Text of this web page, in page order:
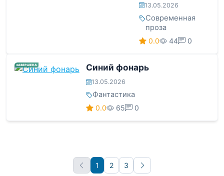
13.05.2026
Современная
проза
0.0 44 0
ЗАВЕРШЕНА Синий фонарь
13.05.2026
Фантастика
0.0 65 0
1 2 3
Вперёд